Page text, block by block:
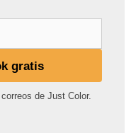
gratis
de Just Color.